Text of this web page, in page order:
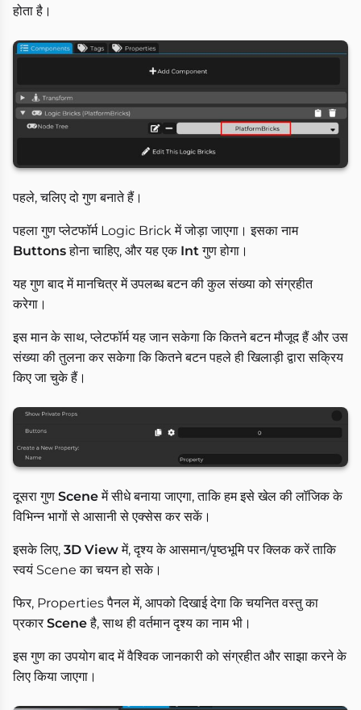
होता है।
पहले, चलिए दो गुण बनाते हैं।
पहला गुण प्लेटफॉर्म Logic Brick में जोड़ा जाएगा। इसका नाम
Buttonsहोना चाहिए, और यह एक Int गुण होगा।
यह गुण बाद में मानचित्र में उपलब्ध बटन की कुल संख्या को संग्रहीत
करेगा।
इस मान के साथ, प्लेटफॉर्म यह जान सकेगा कि कितने बटन मौजूद हैं और उस
संख्या की तुलना कर सकेगा कि कितने बटन पहले ही खिलाड़ी द्वारा सक्रिय
किए जा चुके हैं।
दूसरा गुण Sceneमें सीधे बनाया जाएगा, ताकि हम इसे खेल की लॉजिक के
विभिन्न भागों से आसानी से एक्सेस कर सकें।
इसके लिए, 3D Viewमें, दृश्य के आसमान/पृष्ठभूमि पर क्लिक करें ताकि
स्वयं Scene का चयन हो सके।
फिर, Properties पैनल में, आपको दिखाई देगा कि चयनित वस्तु का
प्रकारSceneहै, साथ ही वर्तमान दृश्य का नाम भी।
इस गुण का उपयोग बाद में वैश्विक जानकारी को संग्रहीत और साझा करने के
लिए किया जाएगा।